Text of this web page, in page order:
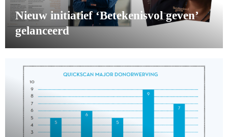
Nieuw initiatief ‘Betekenisvol geven’
gelanceerd